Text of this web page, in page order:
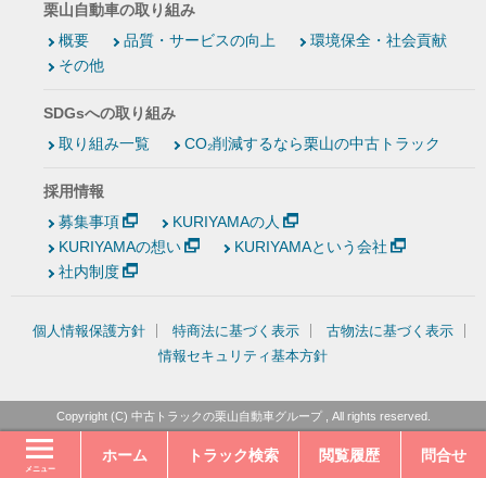
メニュー
ホーム トラック検索 閲覧履歴 問合せ
栗山自動車の取り組み
概要
品質・サービスの向上
環境保全・社会貢献
その他
SDGsへの取り組み
取り組み一覧
CO₂削減するなら栗山の中古トラック
採用情報
募集事項
KURIYAMAの人
KURIYAMAの想い
KURIYAMAという会社
社内制度
個人情報保護方針 特商法に基づく表示
古物法に基づく表示
情報セキュリティ基本方針
Copyright (C) 中古トラックの栗山自動車グループ, All rights reserved.